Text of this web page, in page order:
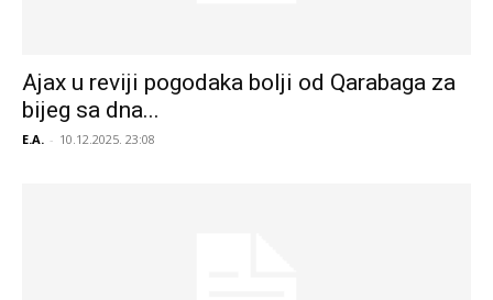
Ajax u reviji pogodaka bolji od Qarabaga za
bijeg sa dna...
E.A. - 10.12.2025. 23:08